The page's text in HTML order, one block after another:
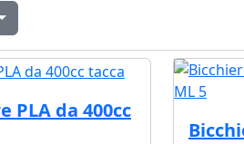
PLA da 400cc